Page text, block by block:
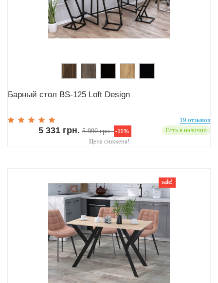
Барный стол BS-125 Loft Design
19 отзывов
5 331 грн. Есть в наличии
5 990 грн. -11%
Цена снижена!
sale!